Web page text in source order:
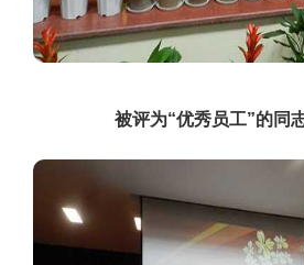
被评为“优秀员工”的同